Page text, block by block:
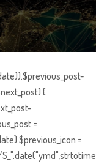
{
=
$previous_icon =